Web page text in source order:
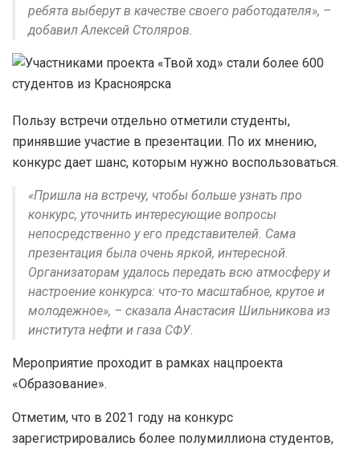
ребята выберут в качестве своего работодателя», –
добавил Алексей Столяров.
Пользу встречи отдельно отметили студенты,
принявшие участие в презентации. По их мнению,
конкурс дает шанс, которым нужно воспользоваться.
«Пришла на встречу, чтобы больше узнать про
конкурс, уточнить интересующие вопросы
непосредственно у его представителей. Сама
презентация была очень яркой, интересной.
Организаторам удалось передать всю атмосферу и
настроение конкурса: что-то масштабное, крутое и
молодежное», – сказала Анастасия Шильникова из
института нефти и газа СФУ.
Мероприятие проходит в рамках нацпроекта
«Образование».
Отметим, что в 2021 году на конкурс
зарегистрировались более полумиллиона студентов,